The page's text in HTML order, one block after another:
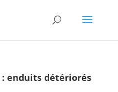
: enduits détériorés